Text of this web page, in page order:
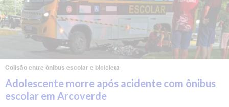
Colisão entre ônibus escolar e bicicleta
Adolescente morre após acidente com ônibus
escolar em Arcoverde